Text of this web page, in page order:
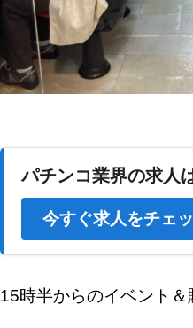
パチンコ業界の求人
今すぐ求人をチェ
15時半からのイベント＆